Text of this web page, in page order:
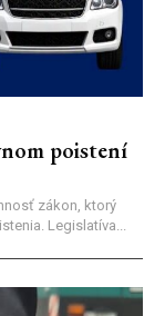
poistení
zákon, ktorý
Legislatíva...